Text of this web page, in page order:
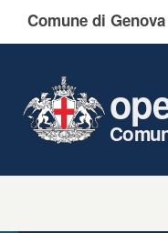
Comune di Genova